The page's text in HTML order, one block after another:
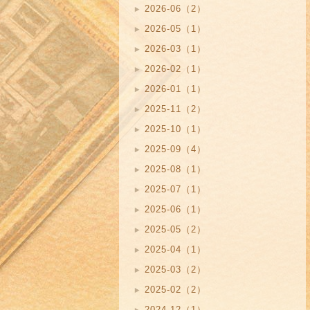
2026-06（2）
2026-05（1）
2026-03（1）
2026-02（1）
2026-01（1）
2025-11（2）
2025-10（1）
2025-09（4）
2025-08（1）
2025-07（1）
2025-06（1）
2025-05（2）
2025-04（1）
2025-03（2）
2025-02（2）